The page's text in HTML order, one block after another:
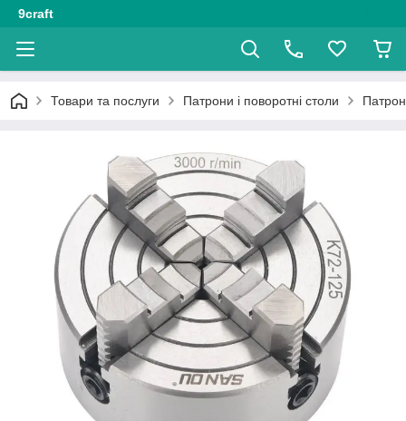
9craft
Товари та послуги Патрони і поворотні столи